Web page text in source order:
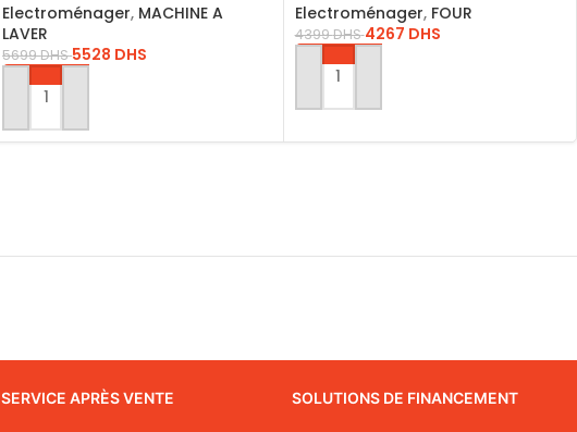
Electroménager, MACHINE A
LAVER
5699DHS 5528 DHS
AJOUTER AU PANIER
Electroménager, FOUR
4399DHS4267 DHS
AJOUTER AU PANIER
SERVICE APRÈS VENTE SOLUTIONS DE FINANCEMENT